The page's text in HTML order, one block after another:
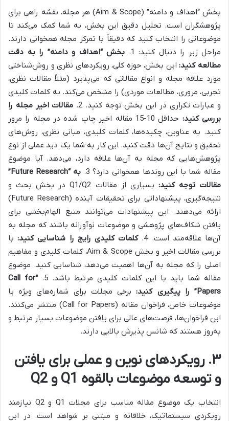
بخش “اهداف و دامنه” (Aim & Scope) هر مجله، نقشه راهی برای
پژوهشگران است. تحلیل دقیق این بخش، به شما کمک می‌کند تا
موضوعاتی را انتخاب کنید که دقیقاً با تمرکز مجله همخوانی دارند.
مراحل زیر را دنبال کنید: 1.
بخش “اهداف و دامنه” را به دقت
مطالعه کنید:این بخش، حوزه کلی، رویکردهای نظری و روش‌شناختی
مورد علاقه مجله و انواع مقالاتی که می‌پذیرد (مثلاً مقالات نظری،
تجربی، مروری، مطالعات موردی) را مشخص می‌کند. به کلمات کلیدی
و عبارات تکراری در این بخش توجه کنید. 2.
مقالات اخیر مجله را
بررسی کنید:
حداقل 10-15 مقاله اخیر چاپ شده در مجله را مرور
کنید. به عناوین، چکیده‌ها، کلمات کلیدی، مبانی نظری، روش‌های
تحقیق و نتایج آن‌ها دقت کنید. این کار به شما یک دید عملی از نوع
پژوهش‌هایی که مجله به آن‌ها علاقه دارد، می‌دهد. آیا موضوع
مقاله شما با این روندها همخوانی دارد؟ 3.
به “Future Research”
مقالات توجه کنید:
بسیاری از مقالات Q1/Q2 در بخش بحث و
نتیجه‌گیری، پیشنهاداتی برای تحقیقات آینده (Future Research)
ارائه می‌دهند. این پیشنهادات می‌توانند منبع الهام‌بخشی برای
یافتن شکاف‌های پژوهشی و موضوعات نوآورانه باشند که مجله به
آن‌ها علاقه‌مند است. 4.
کلمات کلیدی رایج را شناسایی کنید:با
بررسی مقالات اخیر و بخش Aim & Scope، کلمات کلیدی و مفاهیم
اصلی را که مجله به آن‌ها اهمیت می‌دهد، شناسایی کنید. موضوع
مقاله شما باید با این کلمات کلیدی مرتبط باشد. 5.
“Call for
Papers” را پیگیری کنید:
برخی مجلات برای شماره‌های ویژه یا
موضوعات خاص، فراخوان مقاله (Call for Papers) منتشر می‌کنند.
این فراخوان‌ها، فرصت‌های عالی برای یافتن موضوعات بسیار مرتبط و
به‌روز هستند که شانس پذیرش بالایی دارند.
۳. رویکردهای نوین و عملی برای یافتن
و توسعه موضوعات بالقوه Q1 و Q2
انتخاب یک موضوع مقاله مناسب برای مجلات Q1 و Q2 نیازمند
رویکردی سیستماتیک، خلاقانه و مبتنی بر شواهد است. در این